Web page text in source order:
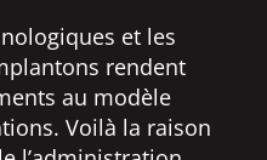
et les
rendent
au modèle
Voilà la raison